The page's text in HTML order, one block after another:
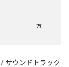
方
/ サウンドトラック